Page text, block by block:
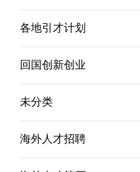
各地引才计划
回国创新创业
未分类
海外人才招聘